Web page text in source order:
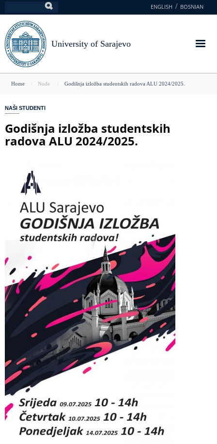
to
main
content
ENGLISH BOSNIAN
University of Sarajevo
You
here
Home Node Godišnja izložba studentskih radova ALU 2024/2025.
NAŠI STUDENTI
Godišnja izložba studentskih
radova ALU 2024/2025.